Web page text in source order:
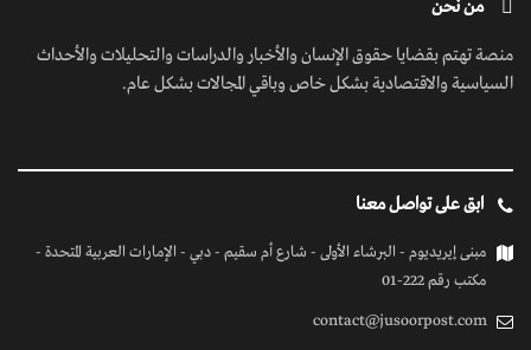
من نحن
منصة تهتم بقضايا حقوق الإنسان والأخبار والدراسات والتحليلات والأحداث
السياسية والاقتصادية بشكل خاص وباقي المجالات بشكل عام.
ابق على تواصل معنا
مبنى إيريديوم - البرشاء الأولى - شارع أم سقيم - دبي - الإمارات العربية المتحدة -
مكتب رقم 222-01
contact@jusoorpost.com